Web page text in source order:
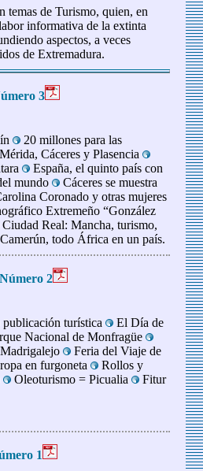
temas de Turismo, quien, en
informativa de la extinta
aspectos, a veces
de Extremadura.
3
20 millones para las
Cáceres y Plasencia
España, el quinto país con
mundo
Cáceres se muestra
Coronado y otras mujeres
Extremeño “González
Ciudad Real: Mancha, turismo,
Camerún, todo África en un país.
2
publicación turística
El Día de
Nacional de Monfragüe
Madrigalejo
Feria del Viaje de
en furgoneta
Rollos y
Oleoturismo = Picualia
Fitur
1